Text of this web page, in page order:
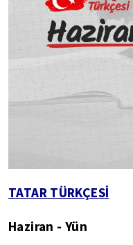
TATAR TÜRKÇESİ
Haziran - Yün